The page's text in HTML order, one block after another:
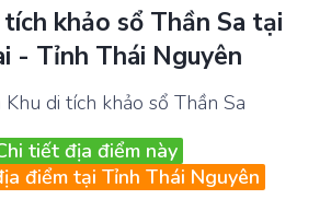
khảo sổ Thần Sa tại
- Tỉnh Thái Nguyên
tiết địa điểm này
điểm tại Tỉnh Thái Nguyên